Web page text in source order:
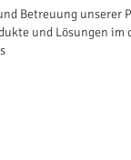
Betreuung unserer
und Lösungen